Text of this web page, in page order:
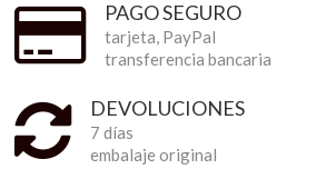
PAGO SEGURO
tarjeta, PayPal
transferencia bancaria
DEVOLUCIONES
7 días
embalaje original